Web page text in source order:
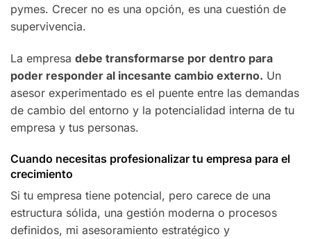
pymes. Crecer no es una opción, es una cuestión de
supervivencia.
La empresa debe transformarse por dentro para
poder responder al incesante cambio externo. Un
asesor experimentado es el puente entre las demandas
de cambio del entorno y la potencialidad interna de tu
empresa y tus personas.
Cuando necesitas profesionalizar tu empresa para el
crecimiento
Si tu empresa tiene potencial, pero carece de una
estructura sólida, una gestión moderna o procesos
definidos, mi asesoramiento estratégico y